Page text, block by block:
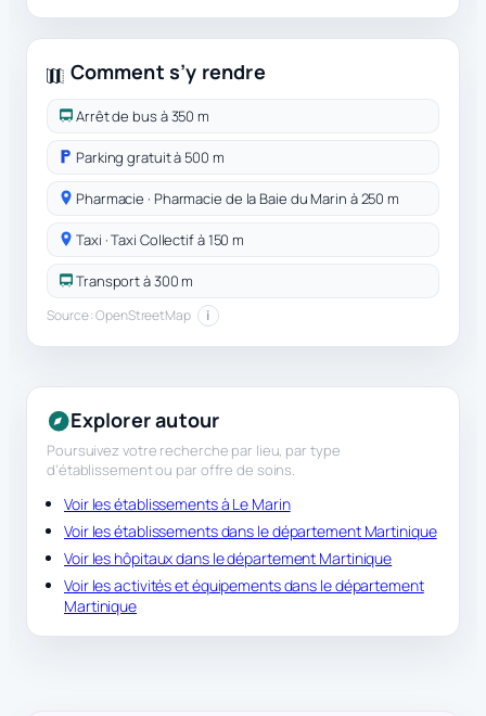
Comment s’y rendre
Arrêt de bus à 350 m
Parking gratuit à 500 m
Pharmacie · Pharmacie de la Baie du Marin à 250 m
Taxi · Taxi Collectif à 150 m
Transport à 300 m
Source : OpenStreetMap i
Explorer autour
Poursuivez votre recherche par lieu, par type
d’établissement ou par offre de soins.
Voir les établissements à Le Marin
Voir les établissements dans le département Martinique
Voir les hôpitaux dans le département Martinique
Voir les activités et équipements dans le département
Martinique